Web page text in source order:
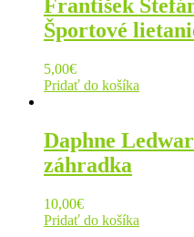
František
Športové
5,00€
Pridať do košíka
Daphne
záhradka
10,00€
Pridať do košíka